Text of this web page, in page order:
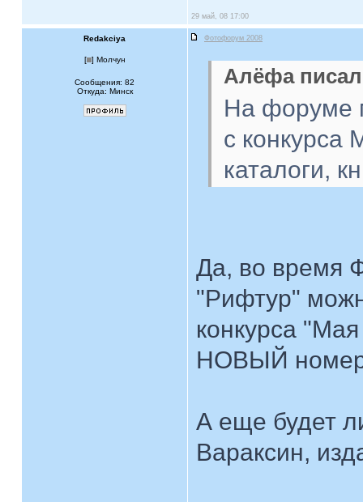
29 май, 08 17:00
Redakciya Фотофорум 2008
[ ] Молчун
Сообщения: 82
Откуда: Минск
Алёфа
На форуме
с конкурса
каталоги,
Да, во время
"Рифтур"
конкурса
НОВЫЙ номер
А еще будет
Вараксин,